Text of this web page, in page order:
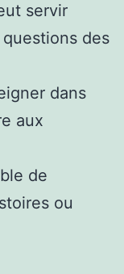
servir
des
dans
aux
de
ou